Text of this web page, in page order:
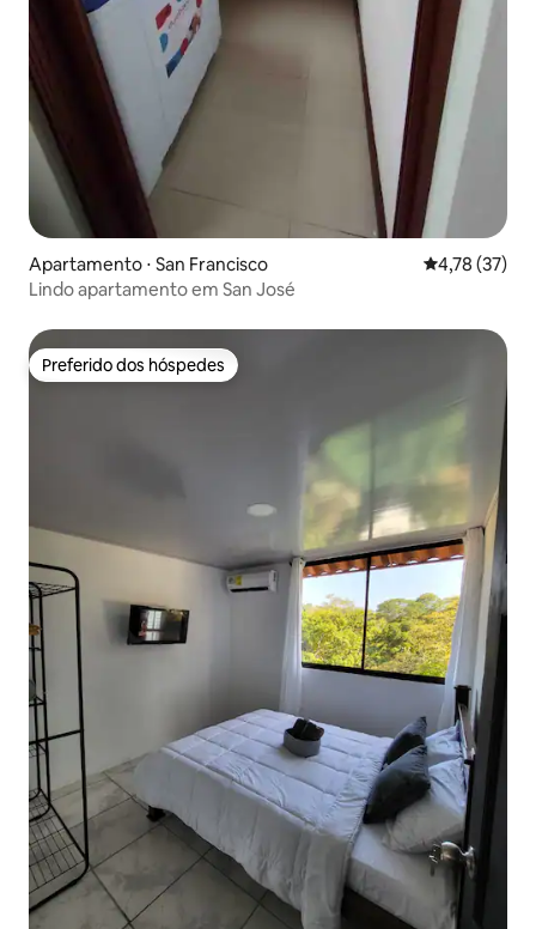
Apartamento ⋅ San Francisco 4,78 de uma
4,78 (37)
Lindo apartamento em San José
Preferido dos hóspedes
Preferido dos hóspedes